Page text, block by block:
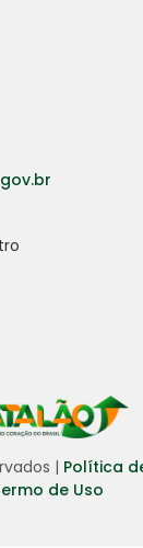
| Política
de Uso